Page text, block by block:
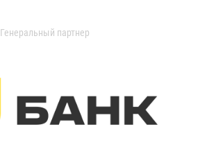
Генеральный партнер